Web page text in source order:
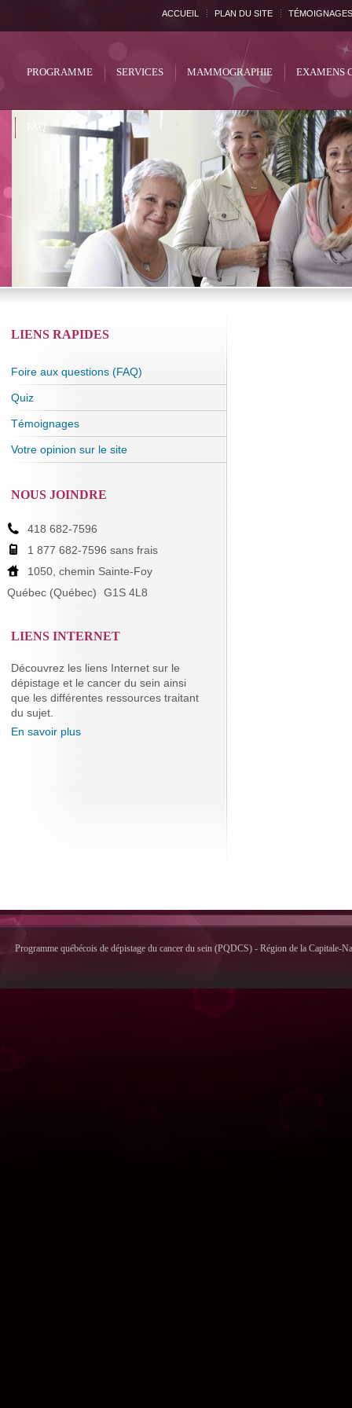
ACCUEIL PLAN DU SITE TÉMOIGNAGES
PROGRAMME SERVICES MAMMOGRAPHIE EXAMENS
FAQ
LIENS RAPIDES
Foire aux questions (FAQ)
Quiz
Témoignages
Votre opinion sur le site
NOUS JOINDRE
418 682-7596
1 877 682-7596 sans frais
1050, chemin Sainte-Foy
Québec (Québec)
G1S 4L8
LIENS INTERNET
Découvrez les liens Internet sur le
dépistage et le cancer du sein ainsi
que les différentes ressources traitant
du sujet.
En savoir plus
Programme québécois de dépistage du cancer du sein (PQDCS) - Région de la Capitale-